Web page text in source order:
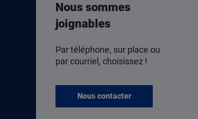
Nous sommes
joignables
Par téléphone, sur place ou
par courriel, choisissez !
Nous contacter